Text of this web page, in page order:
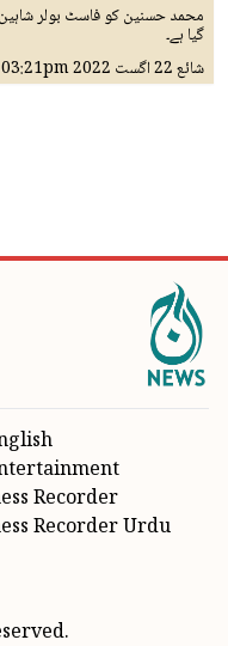
محمد حسنین کو فاسٹ بولر
گیا ہے۔
شائع22 اگست 2022 03:21pm
Recorder
Recorder Urdu